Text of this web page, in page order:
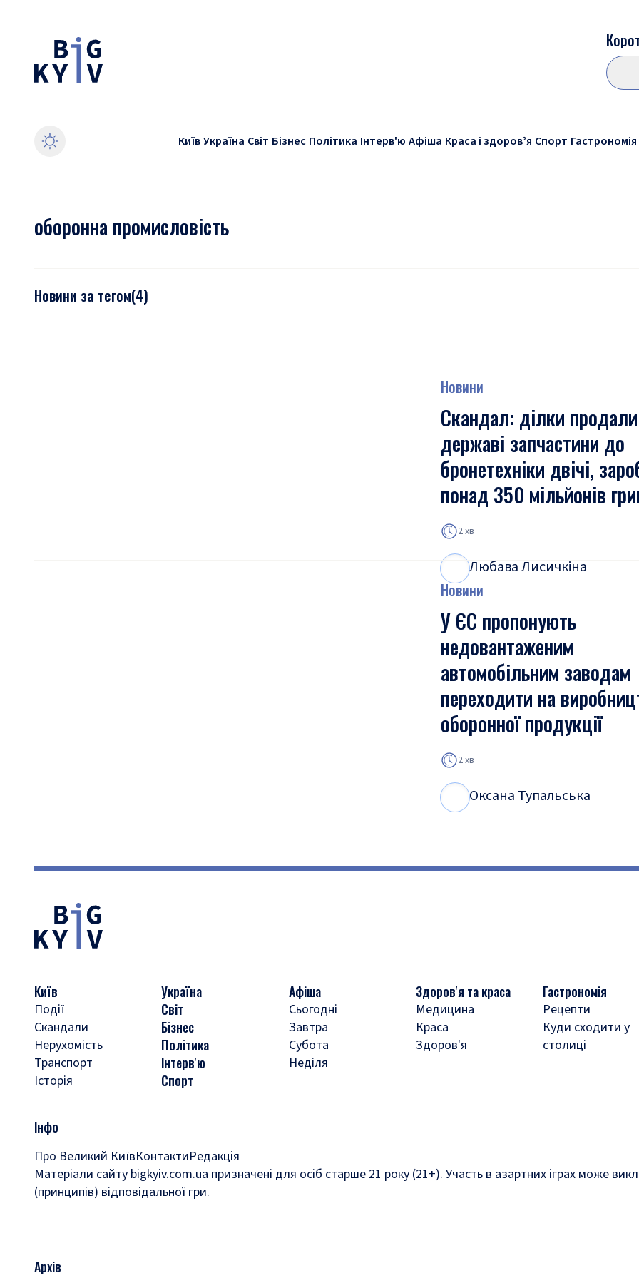
КиївУкраїна Світ Бізнес Політика Інтерв'ю Афіша Краса і здоровʼя Спорт Гастрономія
оборонна промисловість
Новини за тегом(4)
Новини
Скандал: ділки продали
державі запчастини до
бронетехніки двічі,
понад 350 мільйонів
2 хв
Любава Лисичкіна
Новини
У ЄС пропонують
недовантаженим
автомобільним заводам
переходити на
оборонної продукції
2 хв
Оксана Тупальська
Київ
Події
Скандали
Нерухомість
Транспорт
Історія
Україна
Світ
Бізнес
Політика
Інтерв'ю
Спорт
Афіша
Сьогодні
Завтра
Субота
Неділя
Здоров'я та краса
Медицина
Краса
Здоров'я
Гастрономія
Рецепти
Куди сходити у
столиці
Інфо
Про Великий КиївКонтактиРедакція
Матеріали сайту bigkyiv.com.ua призначені для осіб старше 21 року (21+). Участь в азартних іграх може
(принципів) відповідальної гри.
Архів